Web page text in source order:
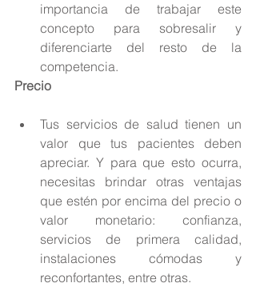
importancia de trabajar este
concepto para sobresalir y
diferenciarte del resto de la
competencia.
Precio
Tus servicios de salud tienen un
valor que tus pacientes deben
apreciar. Y para que esto ocurra,
necesitas brindar otras ventajas
que estén por encima del precio o
valor monetario: confianza,
servicios de primera calidad,
instalaciones cómodas y
reconfortantes, entre otras.